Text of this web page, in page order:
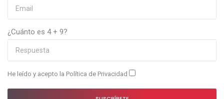
¿Cuánto es 4 + 9?
He leído y acepto la Política de Privacidad